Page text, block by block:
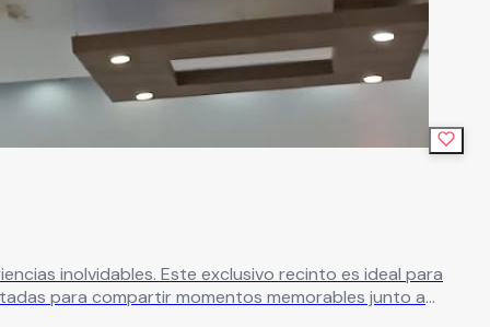
recinto es ideal para
para compartir momentos memorables junto a